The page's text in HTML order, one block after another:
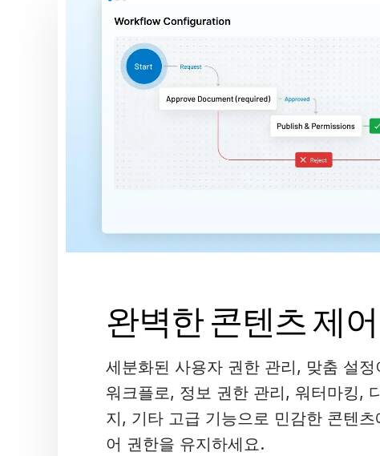
완벽한 콘텐츠 제어
세분화된 사용자 권한 관리, 맞춤 설정
워크플로, 정보 권한 관리, 워터마킹,
지, 기타 고급 기능으로 민감한 콘텐츠
어 권한을 유지하세요.